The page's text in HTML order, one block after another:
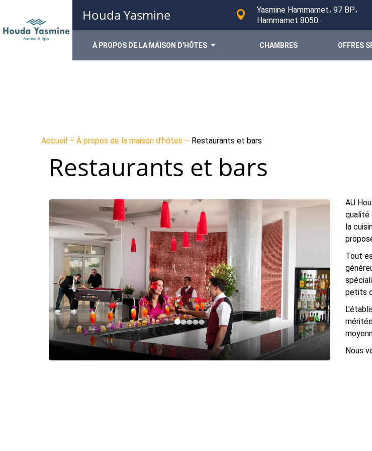
Houda Yasmine
Yasmine Hammamet، 97 BP،
Hammamet 8050.
À PROPOS DE LA MAISON D'HÔTES CHAMBRES OFFRES
Accueil – À propos de la maison d’hôtes – Restaurants et bars
Restaurants et bars
AU
qualité
la
Tout
petits
Nous